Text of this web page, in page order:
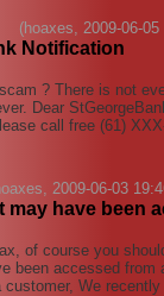
(hoaxes, 2009-06-
Notification
? There is not
Dear
call free (61)
2009-06-03
may have been
of course you
been accessed from
customer, We